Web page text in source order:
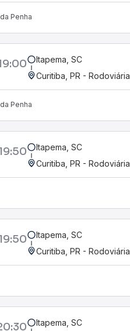
Penha
Itapema, SC
Curitiba, PR - Rodoviária
Penha
Itapema, SC
Curitiba, PR - Rodoviária
Itapema, SC
Curitiba, PR - Rodoviária
Itapema, SC